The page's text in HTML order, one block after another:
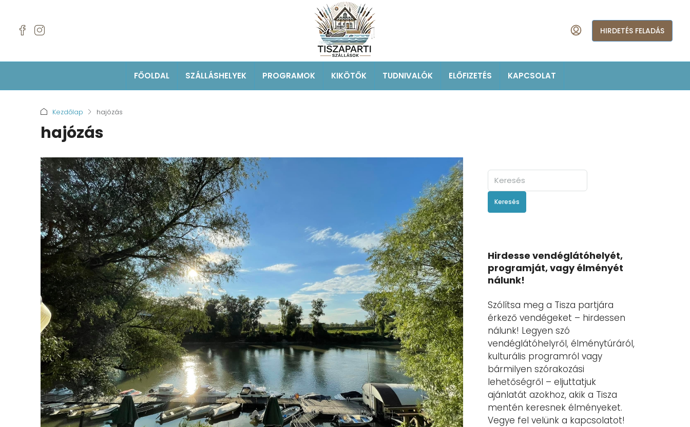
HIRDETÉS FELADÁS
FŐOLDAL SZÁLLÁSHELYEK PROGRAMOK KIKÖTŐK TUDNIVALÓK ELŐFIZETÉS KAPCSOLAT
Kezdőlap hajózás
hajózás
Keresés
Hirdesse vendéglátóhelyét,
programját, vagy élményét
nálunk!
Szólítsa meg a Tisza partjára
érkező vendégeket – hirdessen
nálunk! Legyen szó
vendéglátóhelyről, élménytúráról,
kulturális programról vagy
bármilyen szórakozási
lehetőségről – eljuttatjuk
ajánlatát azokhoz, akik a Tisza
mentén keresnek élményeket.
Vegye fel velünk a kapcsolatot!